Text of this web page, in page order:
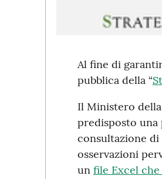
Al fine di
pubblica della “
Il Ministero
predisposto una
consultazione di
osservazioni
un file Excel